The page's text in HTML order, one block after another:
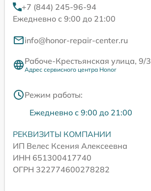
+7 (844) 245-96-94
Ежедневно с 9:00 до 21:00
info@honor-repair-center.ru
Рабоче-Крестьянская улица, 9/3
Адрес сервисного центра Honor
Режим работы:
Ежедневно с 9:00 до 21:00
РЕКВИЗИТЫ КОМПАНИИ
ИП Велес Ксения Алексеевна
ИНН 651300417740
ОГРН 322774600278282